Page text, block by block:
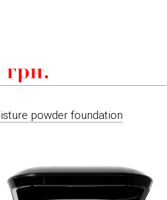
powder foundation